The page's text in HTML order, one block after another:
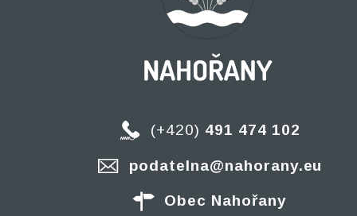
(+420) 491 474 102
podatelna@nahorany.eu
Obec Nahořany